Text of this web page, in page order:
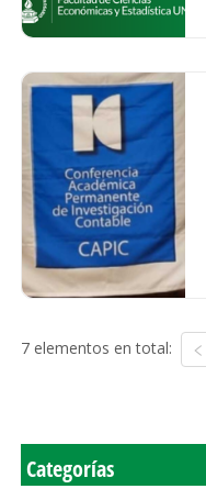
7 elementos en total:
Categorías